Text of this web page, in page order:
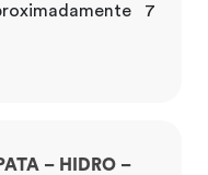
7
– HIDRO –